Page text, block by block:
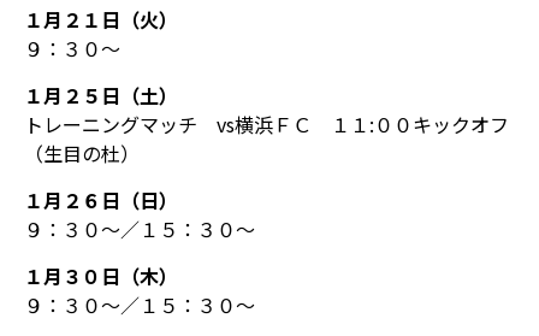
１月２１日（火）
９：３０～
１月２５日（土）
トレーニングマッチ vs横浜ＦＣ １１:００キックオフ
（生目の杜）
１月２６日（日）
９：３０～／１５：３０～
１月３０日（木）
９：３０～／１５：３０～